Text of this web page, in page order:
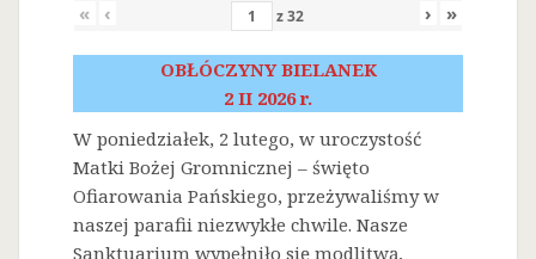
« ‹ z32 › »
OBŁÓCZYNY BIELANEK
2 II 2026 r.
W poniedziałek, 2 lutego, w uroczystość
Matki Bożej Gromnicznej – święto
Ofiarowania Pańskiego, przeżywaliśmy w
naszej parafii niezwykłe chwile. Nasze
Sanktuarium wypełniło się modlitwą,